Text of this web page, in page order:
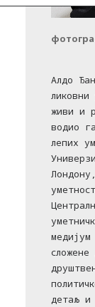
Алдо
живи и
водио
лепих
сложене
детаљ и